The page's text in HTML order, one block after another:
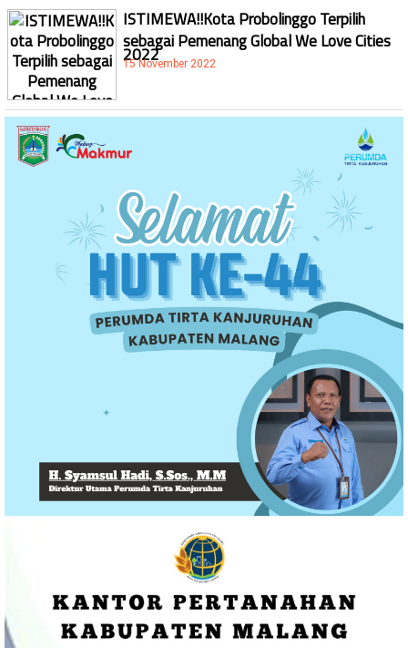
ISTIMEWA!!Kota Probolinggo Terpilih
sebagai Pemenang Global We Love Cities
2022
15 November 2022